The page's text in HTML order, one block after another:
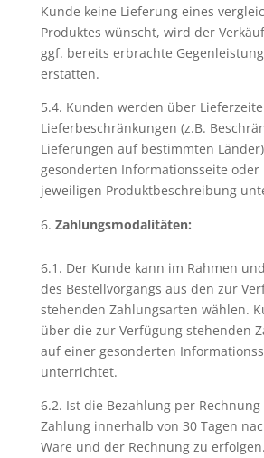
Kunde keine Lieferung eines
Produktes wünscht, wird der
ggf. bereits erbrachte
erstatten.
5.4. Kunden werden über
Lieferbeschränkungen (z.B.
Lieferungen auf bestimmten
gesonderten Informationsseite
jeweiligen Produktbeschreibung
Zahlungsmodalitäten:
6.1. Der Kunde kann im Rahmen
des Bestellvorgangs aus den zur
stehenden Zahlungsarten wählen.
über die zur Verfügung stehenden
auf einer gesonderten
unterrichtet.
6.2. Ist die Bezahlung per
Zahlung innerhalb von 30 Tagen
Ware und der Rechnung zu